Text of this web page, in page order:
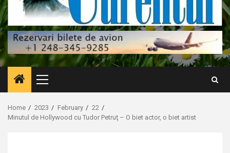
Primary
Menu
Home 2023 February
22
Minutul de Hollywood cu Tudor Petruţ – O biet actor, o biet artist